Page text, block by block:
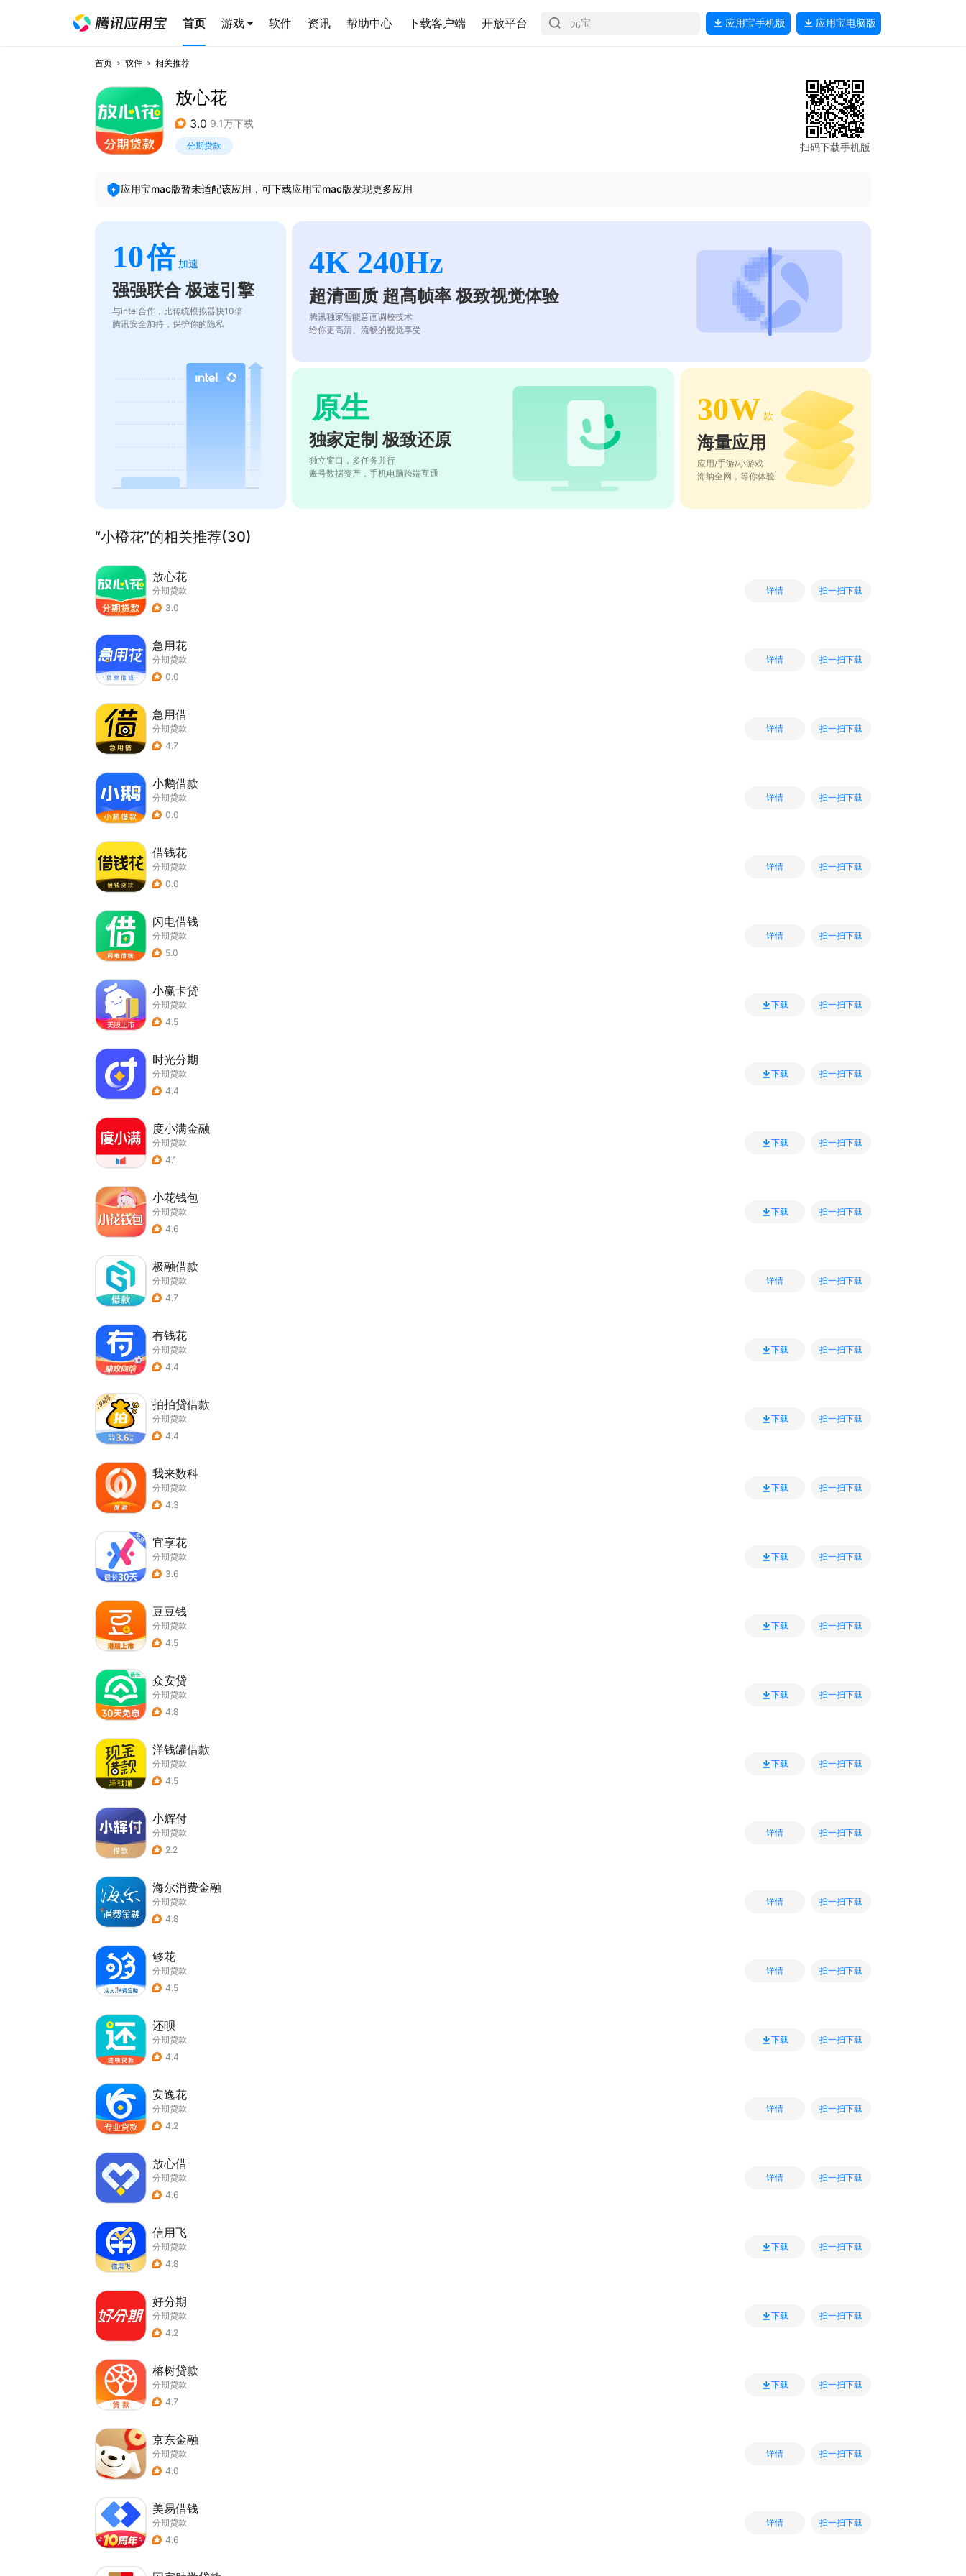
首页 游戏 软件 资讯 帮助中心 下载客户端 开放平台 应用宝手机版 应用宝电脑版
首页 软件 相关推荐
放心花
3.0 9.1万下载
分期贷款 扫码下载手机版
应用宝mac版暂未适配该应用，可下载应用宝mac版发现更多应用
10倍 加速
强强联合 极速引擎
与intel合作，比传统模拟器快10倍
腾讯安全加持，保护你的隐私
4K 240Hz
超清画质 超高帧率 极致视觉体验
腾讯独家智能音画调校技术
给你更高清、流畅的视觉享受
原生
独家定制 极致还原
独立窗口，多任务并行
账号数据资产，手机电脑跨端互通
30W 款
海量应用
应用/手游/小游戏
海纳全网，等你体验
“小橙花”的相关推荐(30)
放心花
分期贷款
3.0
详情 扫一扫下载
急用花
分期贷款
0.0
详情 扫一扫下载
急用借
分期贷款
4.7
详情 扫一扫下载
小鹅借款
分期贷款
0.0
详情 扫一扫下载
借钱花
分期贷款
0.0
详情 扫一扫下载
闪电借钱
分期贷款
5.0
详情 扫一扫下载
小赢卡贷
分期贷款
4.5
下载 扫一扫下载
时光分期
分期贷款
4.4
下载 扫一扫下载
度小满金融
分期贷款
4.1
下载 扫一扫下载
小花钱包
分期贷款
4.6
下载 扫一扫下载
极融借款
分期贷款
4.7
详情 扫一扫下载
有钱花
分期贷款
4.4
下载 扫一扫下载
拍拍贷借款
分期贷款
4.4
下载 扫一扫下载
我来数科
分期贷款
4.3
下载 扫一扫下载
宜享花
分期贷款
3.6
下载 扫一扫下载
豆豆钱
分期贷款
4.5
下载 扫一扫下载
众安贷
分期贷款
4.8
下载 扫一扫下载
洋钱罐借款
分期贷款
4.5
下载 扫一扫下载
小辉付
分期贷款
2.2
详情 扫一扫下载
海尔消费金融
分期贷款
4.8
详情 扫一扫下载
够花
分期贷款
4.5
详情 扫一扫下载
还呗
分期贷款
4.4
下载 扫一扫下载
安逸花
分期贷款
4.2
详情 扫一扫下载
放心借
分期贷款
4.6
详情 扫一扫下载
信用飞
分期贷款
4.8
下载 扫一扫下载
好分期
分期贷款
4.2
下载 扫一扫下载
榕树贷款
分期贷款
4.7
下载 扫一扫下载
京东金融
分期贷款
4.0
详情 扫一扫下载
美易借钱
分期贷款
4.6
详情 扫一扫下载